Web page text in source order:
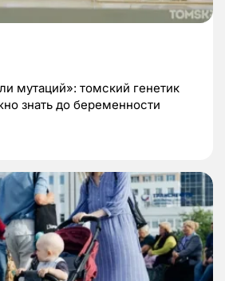
мутаций»: томский генетик
знать до беременности